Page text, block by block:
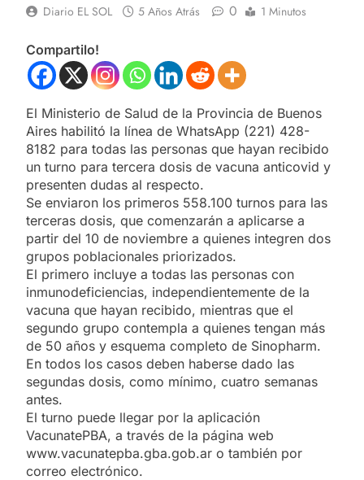
Diario EL SOL 5 Años Atrás 0 1 Minutos
Compartilo!
El Ministerio de Salud de la Provincia de Buenos
Aires habilitó la línea de WhatsApp (221) 428-
8182 para todas las personas que hayan recibido
un turno para tercera dosis de vacuna anticovid y
presenten dudas al respecto.
Se enviaron los primeros 558.100 turnos para las
terceras dosis, que comenzarán a aplicarse a
partir del 10 de noviembre a quienes integren dos
grupos poblacionales priorizados.
El primero incluye a todas las personas con
inmunodeficiencias, independientemente de la
vacuna que hayan recibido, mientras que el
segundo grupo contempla a quienes tengan más
de 50 años y esquema completo de Sinopharm.
En todos los casos deben haberse dado las
segundas dosis, como mínimo, cuatro semanas
antes.
El turno puede llegar por la aplicación
VacunatePBA, a través de la página web
www.vacunatepba.gba.gob.ar o también por
correo electrónico.